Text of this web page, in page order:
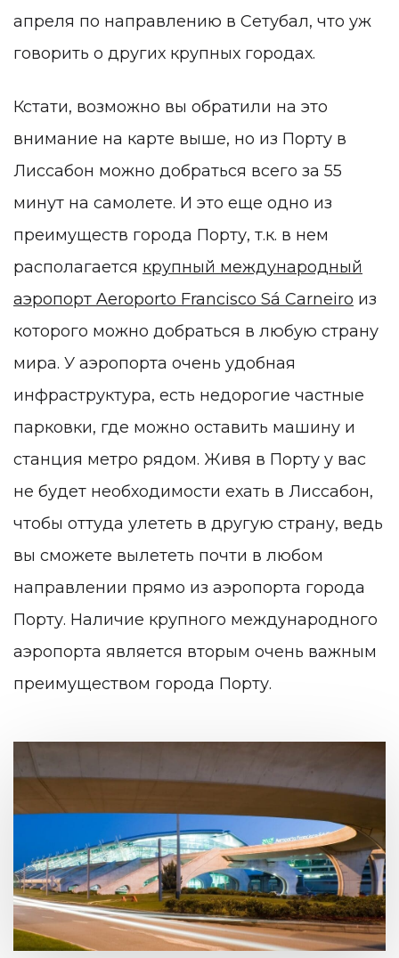
апреля по направлению в Сетубал, что уж
говорить о других крупных городах.
Кстати, возможно вы обратили на это
внимание на карте выше, но из Порту в
Лиссабон можно добраться всего за 55
минут на самолете. И это еще одно из
преимуществ города Порту, т.к. в нем
располагается крупный международный
аэропорт Aeroporto Francisco Sá Carneiro из
которого можно добраться в любую страну
мира. У аэропорта очень удобная
инфраструктура, есть недорогие частные
парковки, где можно оставить машину и
станция метро рядом. Живя в Порту у вас
не будет необходимости ехать в Лиссабон,
чтобы оттуда улететь в другую страну, ведь
вы сможете вылететь почти в любом
направлении прямо из аэропорта города
Порту. Наличие крупного международного
аэропорта является вторым очень важным
преимуществом города Порту.